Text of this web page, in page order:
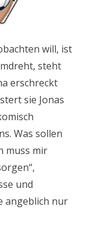
will, ist
steht
erschreckt
sie Jonas
Was sollen
muss mir
und
angeblich nur